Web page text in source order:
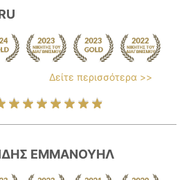
Δείτε περισσότερα >>
ΕΜΜΑΝΟΥΗΛ